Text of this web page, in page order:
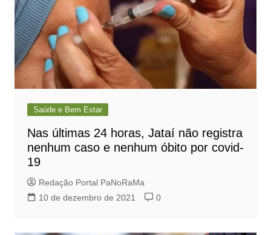
Saúde e Bem Estar
Nas últimas 24 horas, Jataí não registra
nenhum caso e nenhum óbito por covid-
19
Redação Portal PaNoRaMa
10 de dezembro de 2021
0